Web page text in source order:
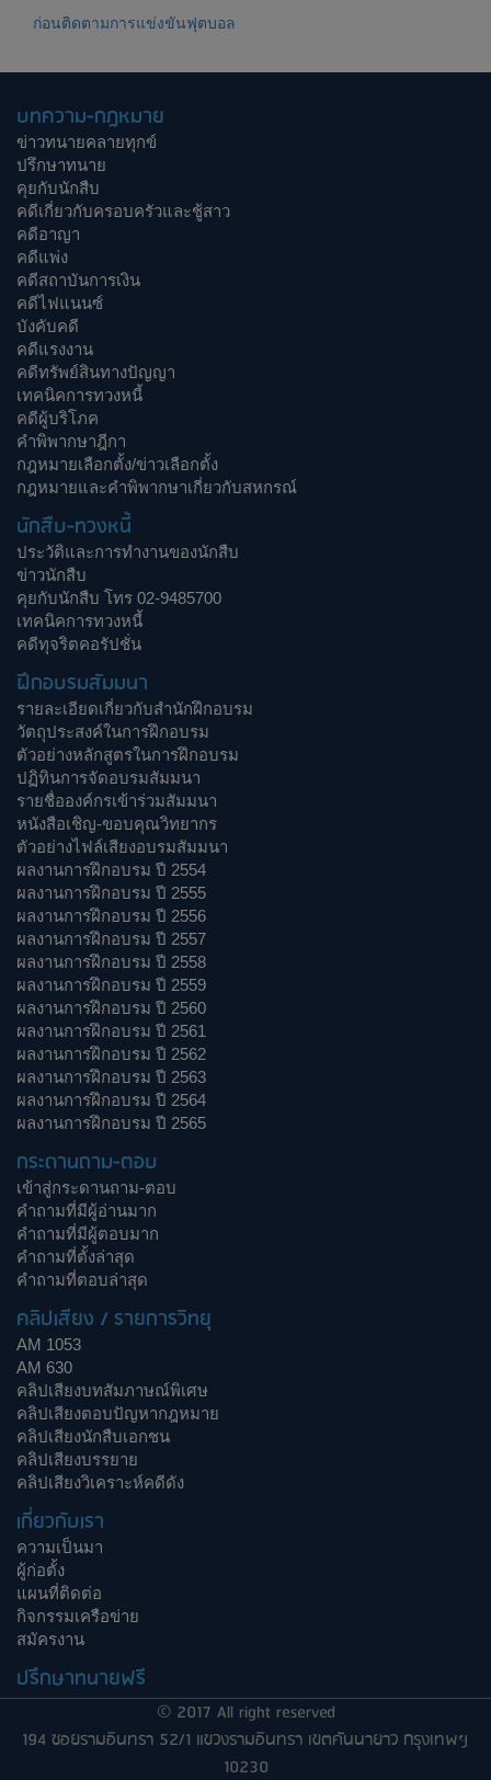
ก่อนติดตามการแข่งขันฟุตบอล
บทความ-กฎหมาย
ข่าวทนายคลายทุกข์
ปรึกษาทนาย
คุยกับนักสืบ
คดีเกี่ยวกับครอบครัวและชู้สาว
คดีอาญา
คดีแพ่ง
คดีสถาบันการเงิน
คดีไฟแนนซ์
บังคับคดี
คดีแรงงาน
คดีทรัพย์สินทางปัญญา
เทคนิคการทวงหนี้
คดีผู้บริโภค
คำพิพากษาฎีกา
กฎหมายเลือกตั้ง/ข่าวเลือกตั้ง
กฎหมายและคำพิพากษาเกี่ยวกับสหกรณ์
นักสืบ-ทวงหนี้
ประวัติและการทำงานของนักสืบ
ข่าวนักสืบ
คุยกับนักสืบ โทร 02-9485700
เทคนิคการทวงหนี้
คดีทุจริตคอรัปชั่น
ฝึกอบรมสัมมนา
รายละเอียดเกี่ยวกับสำนักฝึกอบรม
วัตถุประสงค์ในการฝึกอบรม
ตัวอย่างหลักสูตรในการฝึกอบรม
ปฏิทินการจัดอบรมสัมมนา
รายชื่อองค์กรเข้าร่วมสัมมนา
หนังสือเชิญ-ขอบคุณวิทยากร
ตัวอย่างไฟล์เสียงอบรมสัมมนา
ผลงานการฝึกอบรม ปี 2554
ผลงานการฝึกอบรม ปี 2555
ผลงานการฝึกอบรม ปี 2556
ผลงานการฝึกอบรม ปี 2557
ผลงานการฝึกอบรม ปี 2558
ผลงานการฝึกอบรม ปี 2559
ผลงานการฝึกอบรม ปี 2560
ผลงานการฝึกอบรม ปี 2561
ผลงานการฝึกอบรม ปี 2562
ผลงานการฝึกอบรม ปี 2563
ผลงานการฝึกอบรม ปี 2564
ผลงานการฝึกอบรม ปี 2565
กระดานถาม-ตอบ
เข้าสู่กระดานถาม-ตอบ
คำถามที่มีผู้อ่านมาก
คำถามที่มีผู้ตอบมาก
คำถามที่ตั้งล่าสุด
คำถามที่ตอบล่าสุด
คลิปเสียง / รายการวิทยุ
AM 1053
AM 630
คลิปเสียงบทสัมภาษณ์พิเศษ
คลิปเสียงตอบปัญหากฎหมาย
คลิปเสียงนักสืบเอกชน
คลิปเสียงบรรยาย
คลิปเสียงวิเคราะห์คดีดัง
เกี่ยวกับเรา
ความเป็นมา
ผู้ก่อตั้ง
แผนที่ติดต่อ
กิจกรรมเครือข่าย
สมัครงาน
ปรึกษาทนายฟรี
© 2017 All right reserved
194 ซอยรามอินทรา 52/1 แขวงรามอินทรา เขตคันนายาว กรุงเทพฯ
10230